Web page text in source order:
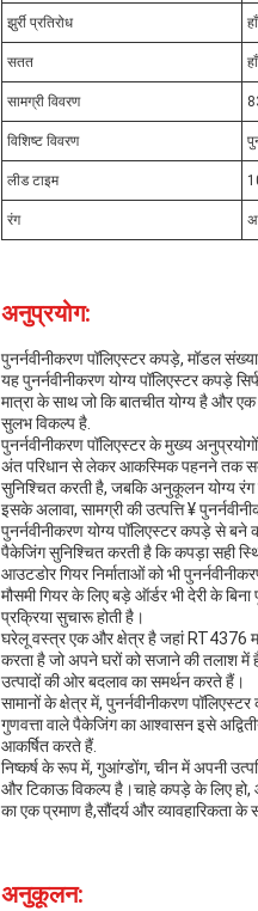
झुर्री प्रतिरोध हाँ
सतत हाँ
सामग्री विवरण
विशिष्ट विवरण
लीड टाइम
रंग
अनुप्रयोग:
पुनर्नवीनीकरण पॉलिएस्टर कपड़े, मॉडल
यह पुनर्नवीनीकरण योग्य पॉलिएस्टर कपड़े
मात्रा के साथ जो कि बातचीत योग्य है और
सुलभ विकल्प है.
पुनर्नवीनीकरण पॉलिएस्टर के मुख्य
अंत परिधान से लेकर आकस्मिक पहनने तक सब
सुनिश्चित करती है, जबकि अनुकूलन योग्य
इसके अलावा, सामग्री की उत्पत्ति ¥
पुनर्नवीनीकरण योग्य पॉलिएस्टर कपड़े से
पैकेजिंग सुनिश्चित करती है कि कपड़ा सही
आउटडोर गियर निर्माताओं को भी
मौसमी गियर के लिए बड़े ऑर्डर भी देरी के
प्रक्रिया सुचारू होती है।
घरेलू वस्त्र एक और क्षेत्र है जहां RT4376
करता है जो अपने घरों को सजाने की तलाश में
उत्पादों की ओर बदलाव का समर्थन करते हैं।
सामानों के क्षेत्र में, पुनर्नवीनीकरण
गुणवत्ता वाले पैकेजिंग का आश्वासन इसे
आकर्षित करते हैं.
निष्कर्ष के रूप में, गुआंग्डोंग, चीन में अपनी
और टिकाऊ विकल्प है।चाहे कपड़े के लिए हो,
का एक प्रमाण है,सौंदर्य और व्यावहारिकता के
अनुकूलन: